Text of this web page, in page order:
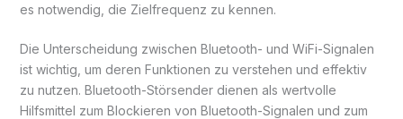
es notwendig, die Zielfrequenz zu kennen.
Die Unterscheidung zwischen Bluetooth- und WiFi-Signalen
ist wichtig, um deren Funktionen zu verstehen und effektiv
zu nutzen. Bluetooth-Störsender dienen als wertvolle
Hilfsmittel zum Blockieren von Bluetooth-Signalen und zum